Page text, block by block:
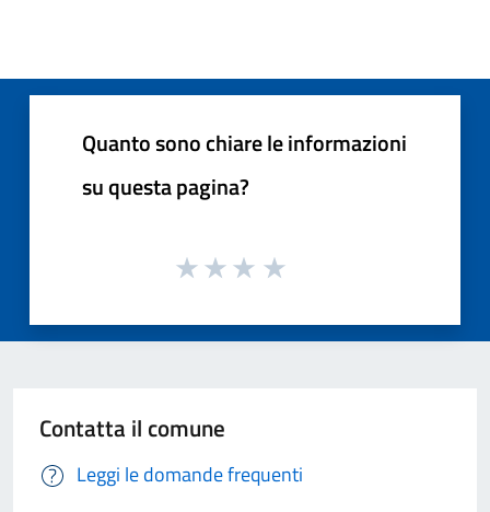
Quanto sono chiare le informazioni
su questa pagina?
Contatta il comune
Leggi le domande frequenti